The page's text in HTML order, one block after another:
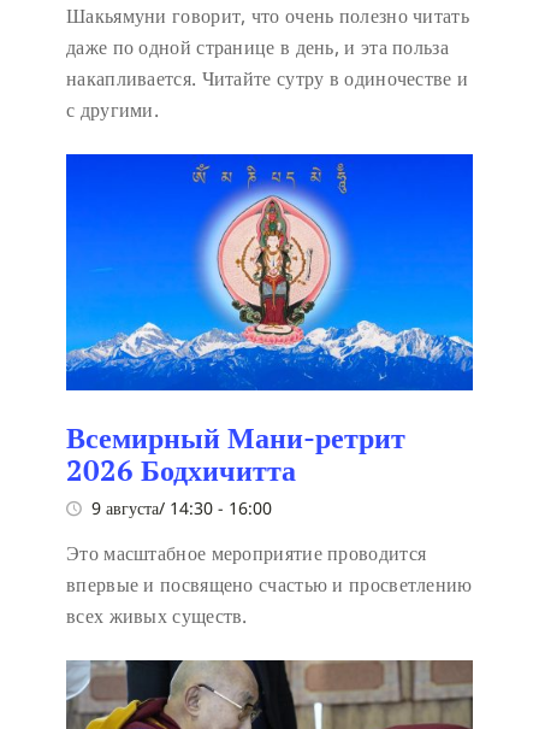
Шакьямуни говорит, что очень полезно читать
даже по одной странице в день, и эта польза
накапливается. Читайте сутру в одиночестве и
с другими.
Всемирный Мани-ретрит
2026 Бодхичитта
9 августа/ 14:30 - 16:00
Это масштабное мероприятие проводится
впервые и посвящено счастью и просветлению
всех живых существ.